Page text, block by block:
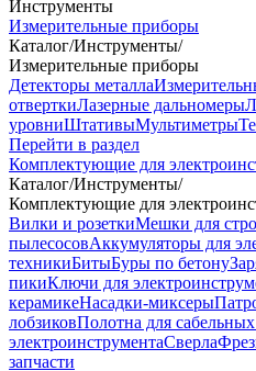
Инструменты
Измерительные приборы
Каталог/Инструменты/
Измерительные приборы
Детекторы металла
отверткиЛазерные дальномеры
уровниШтативыМультиметры
Перейти в раздел
Комплектующие для
Каталог/Инструменты/
Комплектующие для
Вилки и розеткиМешки для
пылесосовАккумуляторы для
техникиБитыБуры по бетону
пикиКлючи для
керамикеНасадки-миксеры
лобзиковПолотна для
электроинструментаСверла
запчасти